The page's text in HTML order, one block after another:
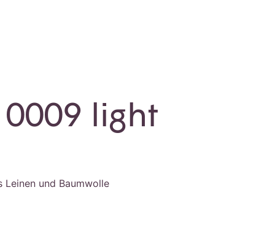
light
Leinen und Baumwolle